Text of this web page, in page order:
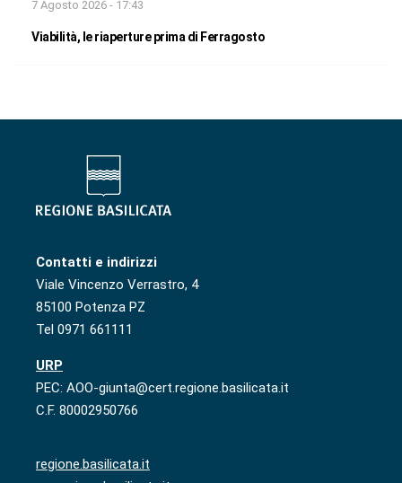
7 Agosto 2026 - 17:43
Viabilità, le riaperture prima di Ferragosto
Contatti e indirizzi
Viale Vincenzo Verrastro, 4
85100 Potenza PZ
Tel 0971 661111
URP
PEC: AOO-giunta@cert.regione.basilicata.it
C.F. 80002950766
regione.basilicata.it